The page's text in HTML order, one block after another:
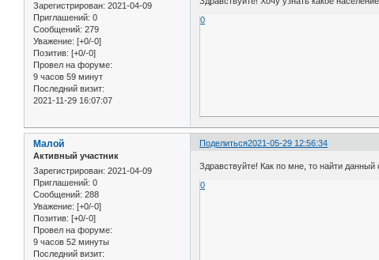
Зарегистрирован: 2021-04-09
Приглашений: 0
Сообщений: 279
Уважение: [+0/-0]
Позитив: [+0/-0]
Провел на форуме:
9 часов 59 минут
Последний визит:
2021-11-29 16:07:07
0
Поделиться2021-05-29 12:56:34
Малой
Активный участник
Зарегистрирован: 2021-04-09
Приглашений: 0
Сообщений: 288
Уважение: [+0/-0]
Позитив: [+0/-0]
Провел на форуме:
9 часов 52 минуты
Последний визит:
Здравствуйте! Как по мне, то найти
0